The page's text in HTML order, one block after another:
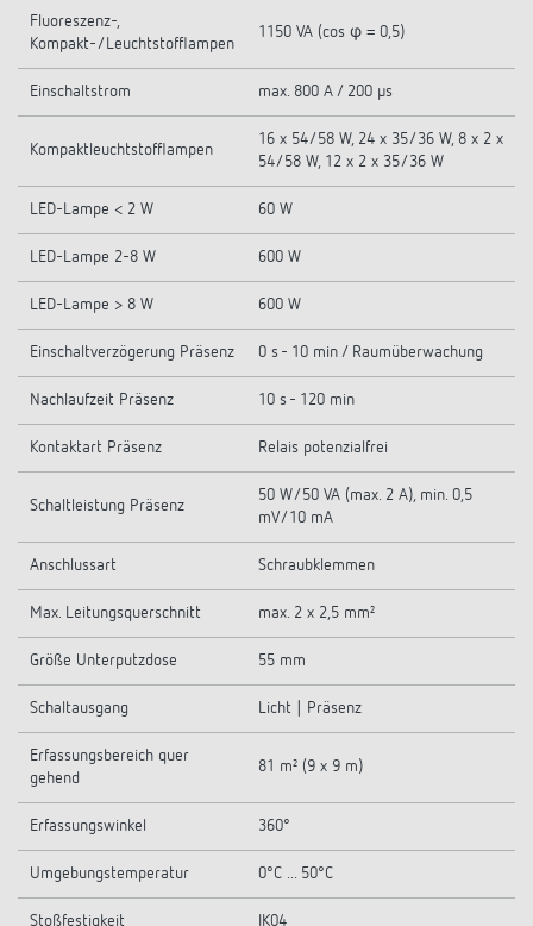
Fluoreszenz-,
Kompakt-/Leuchtstofflampen
1150 VA (cos φ = 0,5)
Einschaltstrom max. 800 A / 200 µs
Kompaktleuchtstofflampen
16 x 54/58 W, 24 x 35/36 W, 8 x 2 x
54/58 W, 12 x 2 x 35/36 W
LED-Lampe < 2 W 60 W
LED-Lampe 2-8 W 600 W
LED-Lampe > 8 W 600 W
Einschaltverzögerung Präsenz 0 s - 10 min / Raumüberwachung
Nachlaufzeit Präsenz 10 s - 120 min
Kontaktart Präsenz Relais potenzialfrei
Schaltleistung Präsenz
50 W/50 VA (max. 2 A), min. 0,5
mV/10 mA
Anschlussart Schraubklemmen
Max. Leitungsquerschnitt max. 2 x 2,5 mm²
Größe Unterputzdose 55 mm
Schaltausgang Licht | Präsenz
Erfassungsbereich quer
gehend
81 m² (9 x 9 m)
Erfassungswinkel 360°
Umgebungstemperatur 0°C ... 50°C
Stoßfestigkeit IK04